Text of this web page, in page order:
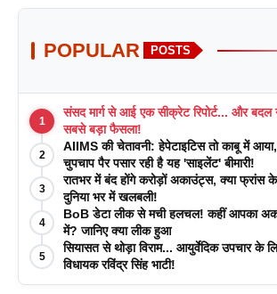
POPULAR POSTS
1
संसद मार्ग से आई एक सीक्रेट रिपोर्ट... और बदल
सबसे बड़ा फैसला!
2
AIIMS की चेतावनी: हेपेटाइटिस तो काबू में
चुपचाप पैर पसार रही है यह 'साइलेंट' बीमारी!
3
रातभर में बंद होंगे करोड़ों अकाउंट्स, क्या फ्रांस
दुनिया भर में खलबली!
4
BoB डेटा लीक से मची हलचल! कहीं आपका
में? जानिए क्या लीक हुआ
5
सियासत से थोड़ा विराम... आयुर्वेदिक उपचार के
विधायक रविंद्र सिंह भाटी!